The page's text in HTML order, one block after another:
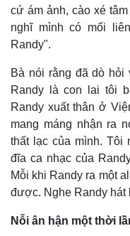
Doanh nghiệp
Thông tin doanh nghiệp
Doanh nghiệp 24h
Doanh nhân
cứ ám ảnh, cào xé
nghĩ mình có mối
Randy".
Bà nói rằng đã dò hỏi
Randy là con lai tôi
Randy xuất thân ở
mang máng nhận ra
thất lạc của mình.
đĩa ca nhạc của
Mỗi khi Randy ra một
được. Nghe Randy hát
Nỗi ân hận một thời